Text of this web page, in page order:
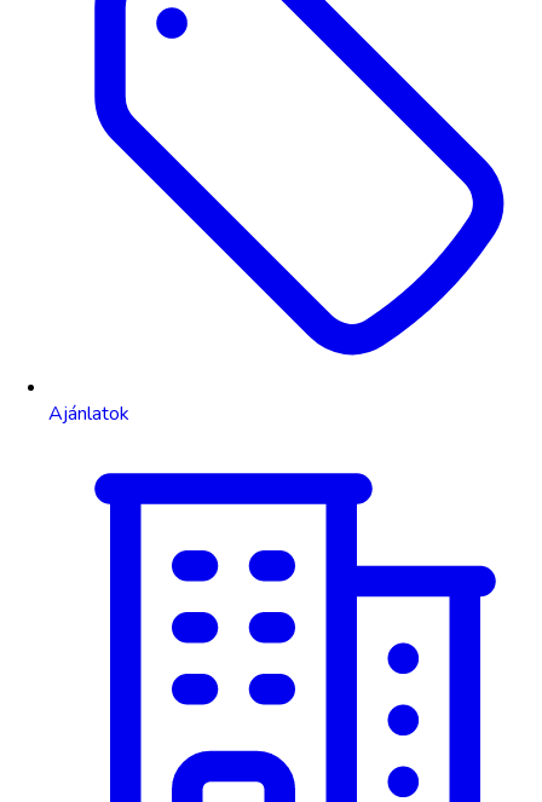
Ajánlatok